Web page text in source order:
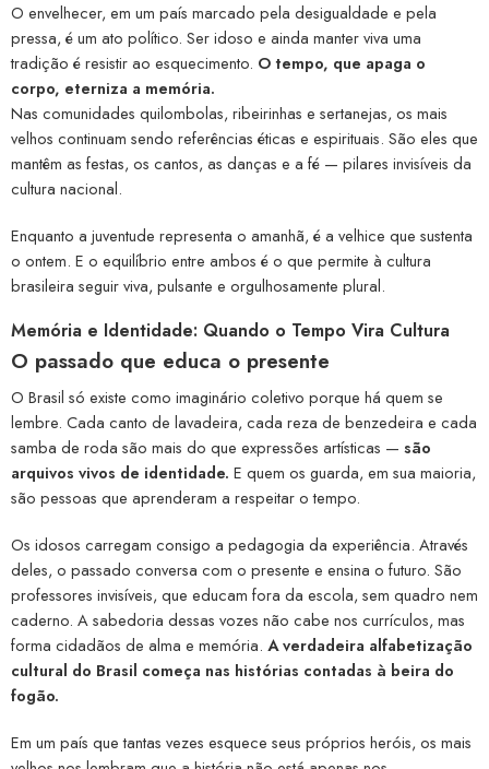
O envelhecer, em um país marcado pela desigualdade e pela
pressa, é um ato político. Ser idoso e ainda manter viva uma
tradição é resistir ao esquecimento. O tempo, que apaga o
corpo, eterniza a memória.
Nas comunidades quilombolas, ribeirinhas e sertanejas, os mais
velhos continuam sendo referências éticas e espirituais. São eles que
mantêm as festas, os cantos, as danças e a fé — pilares invisíveis da
cultura nacional.
Enquanto a juventude representa o amanhã, é a velhice que sustenta
o ontem. E o equilíbrio entre ambos é o que permite à cultura
brasileira seguir viva, pulsante e orgulhosamente plural.
Memória e Identidade: Quando o Tempo Vira Cultura
O passado que educa o presente
O Brasil só existe como imaginário coletivo porque há quem se
lembre. Cada canto de lavadeira, cada reza de benzedeira e cada
samba de roda são mais do que expressões artísticas — são
arquivos vivos de identidade. E quem os guarda, em sua maioria,
são pessoas que aprenderam a respeitar o tempo.
Os idosos carregam consigo a pedagogia da experiência. Através
deles, o passado conversa com o presente e ensina o futuro. São
professores invisíveis, que educam fora da escola, sem quadro nem
caderno. A sabedoria dessas vozes não cabe nos currículos, mas
forma cidadãos de alma e memória. A verdadeira alfabetização
cultural do Brasil começa nas histórias contadas à beira do
fogão.
Em um país que tantas vezes esquece seus próprios heróis, os mais